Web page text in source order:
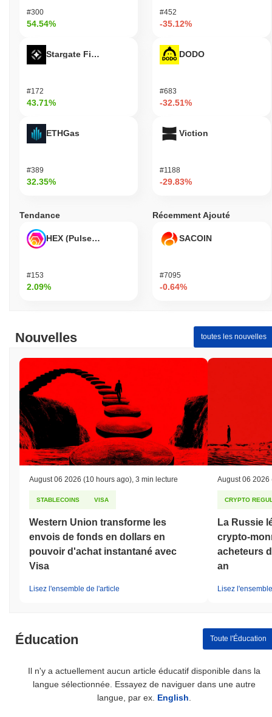
#300
54.54%
Stargate Finance
#172
43.71%
ETHGas
#389
32.35%
#452
-35.12%
DODO
#683
-32.51%
Viction
#1188
-29.83%
Tendance
HEX (Pulsechain)
#153
2.09%
Récemment Ajouté
SACOIN
#7095
-0.64%
Nouvelles toutes les nouvelles
August 06 2026 (10 hours ago) 3 min lecture
STABLECOINS VISA
Western Union transforme les
envois de fonds en dollars en
pouvoir d'achat instantané avec
Visa
Lisez l'ensemble de l'article
August 06 2026
CRYPTO
La Russie
crypto-
acheteurs
an
Lisez
Éducation Toute l'Éducation
Il n'y a actuellement aucun article éducatif disponible dans la
langue sélectionnée. Essayez de naviguer dans une autre
langue, par ex. English